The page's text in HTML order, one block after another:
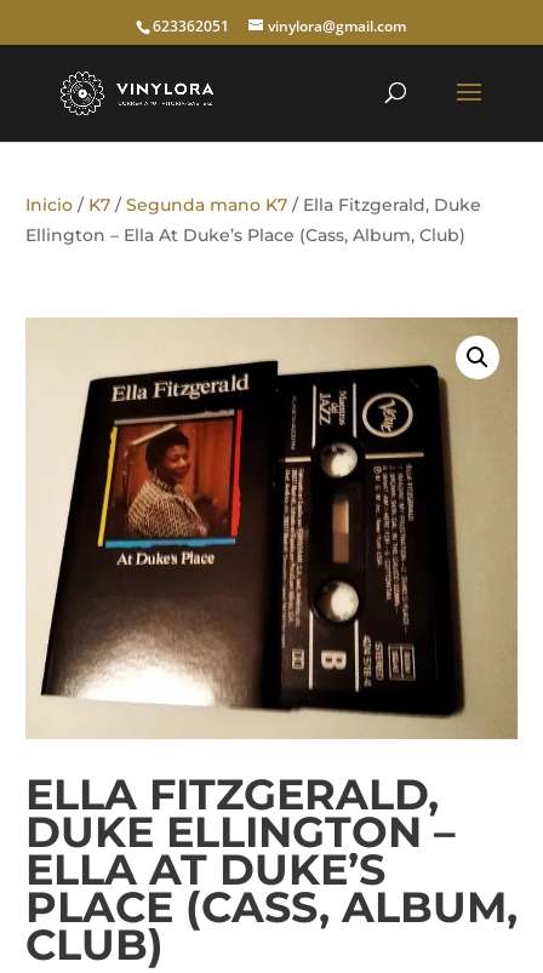
623362051 vinylora@gmail.com
Inicio / K7 /Segunda mano K7 / Ella Fitzgerald, Duke
Ellington – Ella At Duke’s Place (Cass, Album, Club)
ELLA FITZGERALD,
DUKE ELLINGTON –
ELLA AT DUKE’S
PLACE (CASS, ALBUM,
CLUB)